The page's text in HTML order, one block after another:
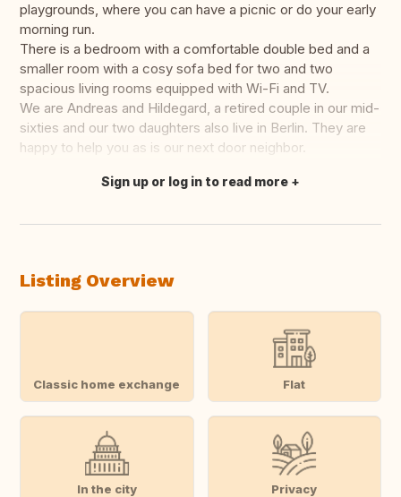
playgrounds, where you can have a picnic or do your early
morning run.
There is a bedroom with a comfortable double bed and a
smaller room with a cosy sofa bed for two and two
spacious living rooms equipped with Wi-Fi and TV.
We are Andreas and Hildegard, a retired couple in our mid-
sixties and our two daughters also live in Berlin. They are
happy to help you as is our next door neighbor.
Translate this
Sign up or log in to read more
Listing Overview
Classic home exchange Flat
In the city Privacy